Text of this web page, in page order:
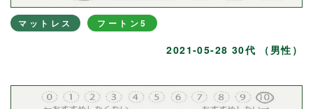
マットレス フートン5
2021-05-28 30代 （男性）